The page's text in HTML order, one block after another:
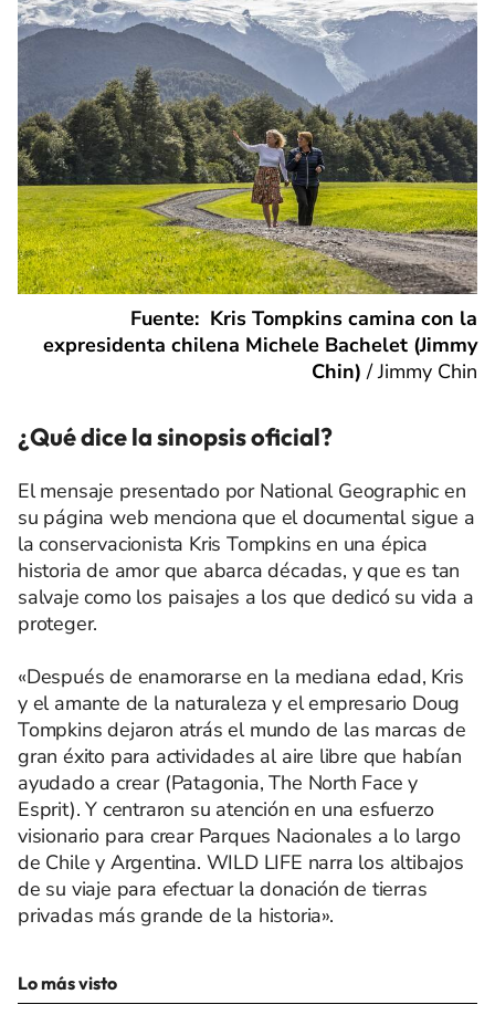
Fuente: Kris Tompkins camina con la
expresidenta chilena Michele Bachelet (Jimmy
Chin) /Jimmy Chin
¿Qué dice la sinopsis oficial?
El mensaje presentado por National Geographic en
su página web menciona que el documental sigue a
la conservacionista Kris Tompkins en una épica
historia de amor que abarca décadas, y que es tan
salvaje como los paisajes a los que dedicó su vida a
proteger.
«Después de enamorarse en la mediana edad, Kris
y el amante de la naturaleza y el empresario Doug
Tompkins dejaron atrás el mundo de las marcas de
gran éxito para actividades al aire libre que habían
ayudado a crear (Patagonia, The North Face y
Esprit). Y centraron su atención en una esfuerzo
visionario para crear Parques Nacionales a lo largo
de Chile y Argentina. WILD LIFE narra los altibajos
de su viaje para efectuar la donación de tierras
privadas más grande de la historia».
Lo más visto